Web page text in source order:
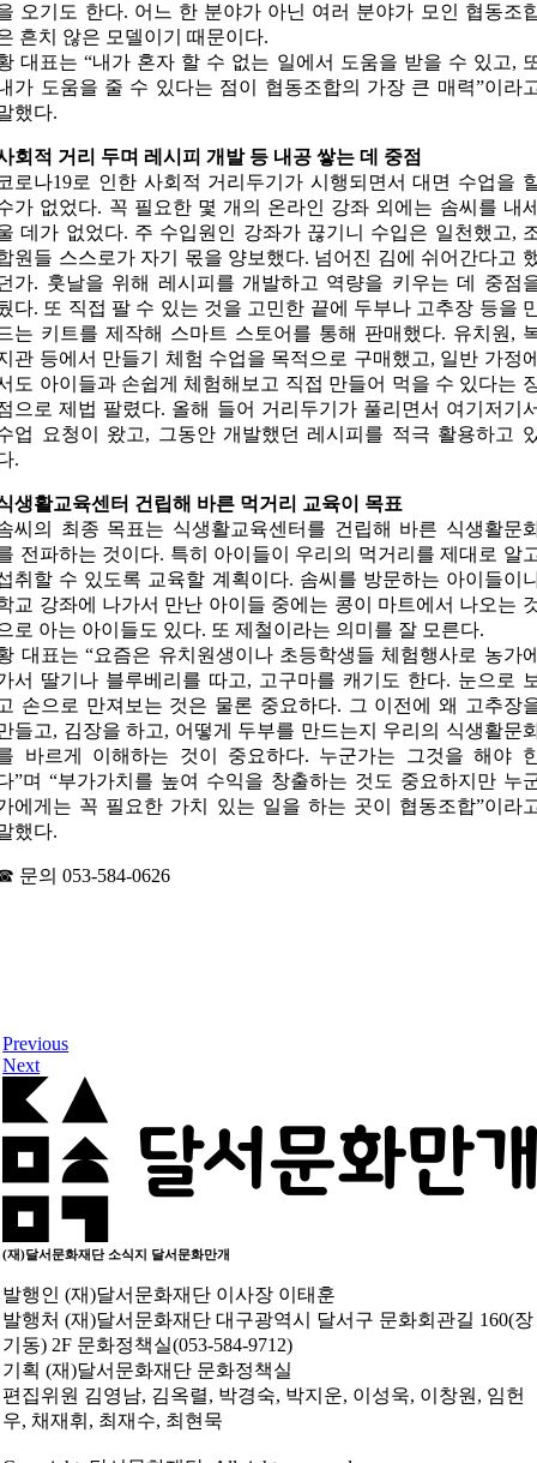
오기도 한다. 어느 한 분야가 아닌 여러 분야가 모인 협동조
흔치 않은 모델이기 때문이다.
대표는 “내가 혼자 할 수 없는 일에서 도움을 받을 수 있고,
가 도움을 줄 수 있다는 점이 협동조합의 가장 큰 매력”이라
했다.
회적 거리 두며 레시피 개발 등 내공 쌓는 데 중점
로나19로 인한 사회적 거리두기가 시행되면서 대면 수업을
가 없었다. 꼭 필요한 몇 개의 온라인 강좌 외에는 솜씨를 내
데가 없었다. 주 수입원인 강좌가 끊기니 수입은 일천했고,
원들 스스로가 자기 몫을 양보했다. 넘어진 김에 쉬어간다고
가. 훗날을 위해 레시피를 개발하고 역량을 키우는 데 중점
다. 또 직접 팔 수 있는 것을 고민한 끝에 두부나 고추장 등을
는 키트를 제작해 스마트 스토어를 통해 판매했다. 유치원,
관 등에서 만들기 체험 수업을 목적으로 구매했고, 일반 가정
도 아이들과 손쉽게 체험해보고 직접 만들어 먹을 수 있다는
으로 제법 팔렸다. 올해 들어 거리두기가 풀리면서 여기저기
업 요청이 왔고, 그동안 개발했던 레시피를 적극 활용하고
.
생활교육센터 건립해 바른 먹거리 교육이 목표
씨의 최종 목표는 식생활교육센터를 건립해 바른 식생활문
전파하는 것이다. 특히 아이들이 우리의 먹거리를 제대로 알
취할 수 있도록 교육할 계획이다. 솜씨를 방문하는 아이들이
교 강좌에 나가서 만난 아이들 중에는 콩이 마트에서 나오는
로 아는 아이들도 있다. 또 제철이라는 의미를 잘 모른다.
대표는 “요즘은 유치원생이나 초등학생들 체험행사로 농가
서 딸기나 블루베리를 따고, 고구마를 캐기도 한다. 눈으로
손으로 만져보는 것은 물론 중요하다. 그 이전에 왜 고추장
들고, 김장을 하고, 어떻게 두부를 만드는지 우리의 식생활문
바르게 이해하는 것이 중요하다. 누군가는 그것을 해야
”며 “부가가치를 높여 수익을 창출하는 것도 중요하지만 누
에게는 꼭 필요한 가치 있는 일을 하는 곳이 협동조합”이라
했다.
문의 053-584-0626
Previous
Next
(재)달서문화재단 소식지 달서문화만개
발행인 (재)달서문화재단 이사장 이태훈
발행처 (재)달서문화재단 대구광역시 달서구 문화회관길 160(장
기동) 2F 문화정책실(053-584-9712)
기획 (재)달서문화재단 문화정책실
편집위원 김영남, 김옥렬, 박경숙, 박지운, 이성욱, 이창원, 임헌
우, 채재휘, 최재수, 최현묵